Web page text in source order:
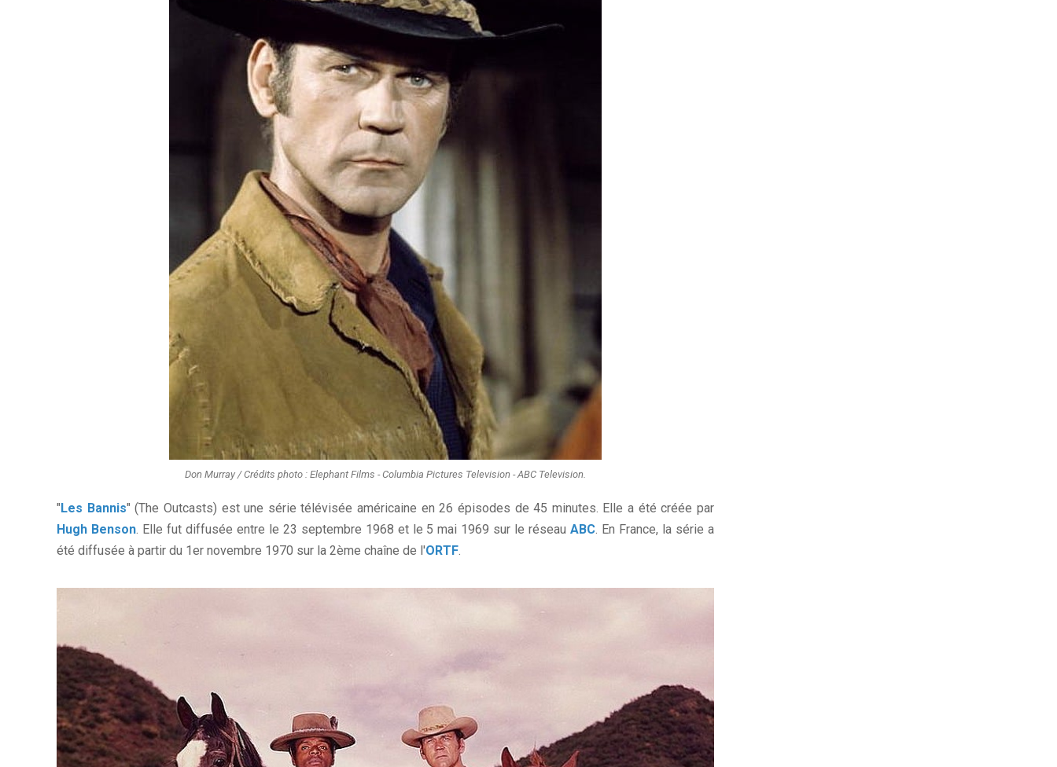
Don Murray / Crédits photo : Elephant Films - Columbia Pictures Television - ABC Television.
"Les Bannis" (The Outcasts) est une série télévisée américaine en 26 épisodes de 45 minutes. Elle a été créée par
Hugh Benson. Elle fut diffusée entre le 23 septembre 1968 et le 5 mai 1969 sur le réseauABC. En France, la série a
été diffusée à partir du 1er novembre 1970 sur la 2ème chaîne de l'ORTF.